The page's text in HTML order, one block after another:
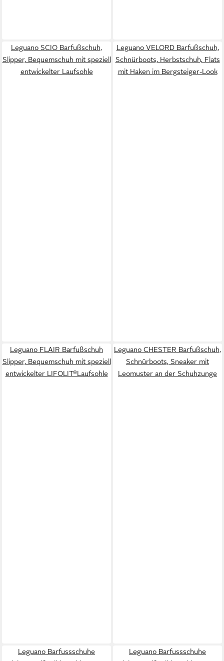
Leguano SCIO Barfußschuh,
Slipper, Bequemschuh mit speziell
entwickelter Laufsohle
Leguano VELORD Barfußschuh,
Schnürboots, Herbstschuh, Flats
mit Haken im Bergsteiger-Look
Leguano FLAIR Barfußschuh
Slipper, Bequemschuh mit speziell
entwickelter LIFOLIT®Laufsohle
Leguano CHESTER Barfußschuh,
Schnürboots, Sneaker mit
Leomuster an der Schuhzunge
Leguano Barfussschuhe
Leguano Barfussschuhe